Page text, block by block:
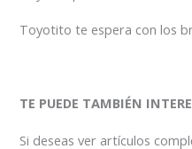
Toyotito te espera con los
TE PUEDE TAMBIÉN
Si deseas ver artículos